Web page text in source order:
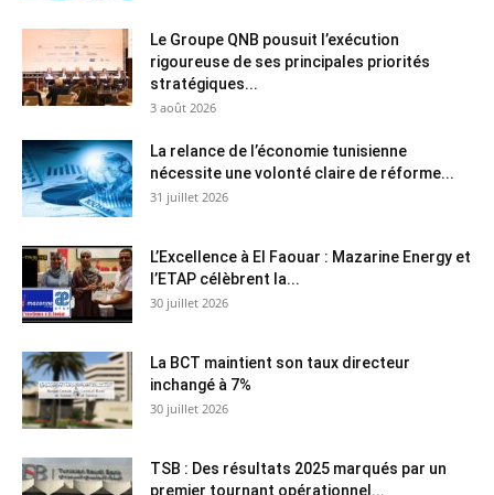
Le Groupe QNB pousuit l’exécution
rigoureuse de ses principales priorités
stratégiques...
3 août 2026
La relance de l’économie tunisienne
nécessite une volonté claire de réforme...
31 juillet 2026
L’Excellence à El Faouar : Mazarine Energy et
l’ETAP célèbrent la...
30 juillet 2026
La BCT maintient son taux directeur
inchangé à 7%
30 juillet 2026
TSB : Des résultats 2025 marqués par un
premier tournant opérationnel...